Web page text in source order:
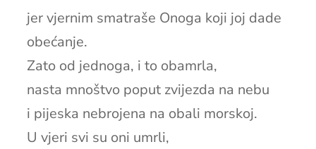
jer vjernim smatraše Onoga koji joj dade
obećanje.
Zato od jednoga, i to obamrla,
nasta mnoštvo poput zvijezda na nebu
i pijeska nebrojena na obali morskoj.
U vjeri svi su oni umrli,